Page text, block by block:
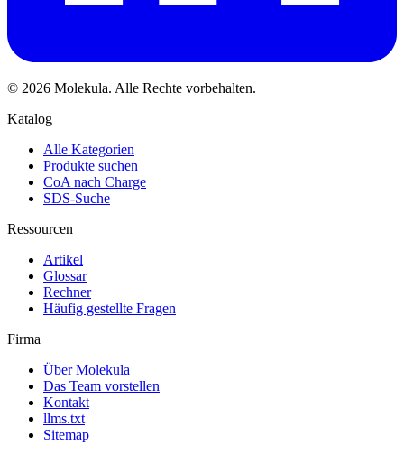
© 2026 Molekula. Alle Rechte vorbehalten.
Katalog
Alle Kategorien
Produkte suchen
CoA nach Charge
SDS-Suche
Ressourcen
Artikel
Glossar
Rechner
Häufig gestellte Fragen
Firma
Über Molekula
Das Team vorstellen
Kontakt
llms.txt
Sitemap